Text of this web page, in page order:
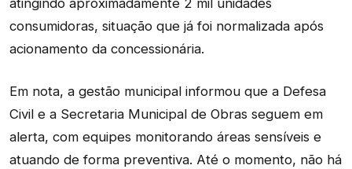
consumidoras, situação que já foi normalizada após
acionamento da concessionária.
Em nota, a gestão municipal informou que a Defesa
Civil e a Secretaria Municipal de Obras seguem em
alerta, com equipes monitorando áreas sensíveis e
atuando de forma preventiva. Até o momento, não há